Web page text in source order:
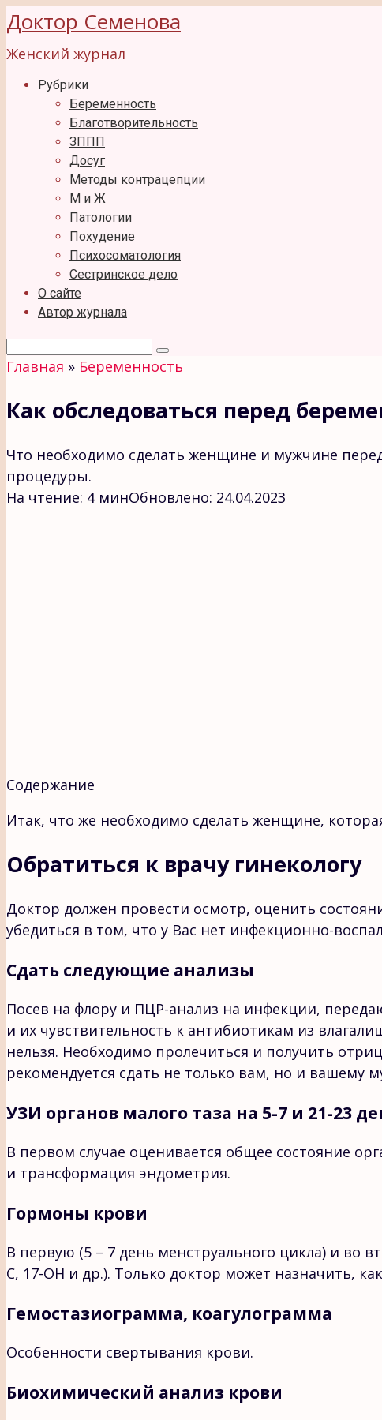
Перейти
к
контенту
Доктор Семенова
Женский журнал
Рубрики
Беременность
Благотворительность
ЗППП
Досуг
Методы контрацепции
М и Ж
Патологии
Похудение
Психосоматология
Сестринское дело
О сайте
Автор журнала
Поиск:
Главная » Беременность
Как обследоваться перед
Что необходимо сделать женщине и мужчине
процедуры.
На чтение: 4 минОбновлено: 24.04.2023
Содержание
Итак, что же необходимо сделать женщине,
Обратиться к врачу гинекологу
Доктор должен провести осмотр, оценить
убедиться в том, что у Вас нет инфекционно-
Сдать следующие анализы
Посев на флору и ПЦР-анализ на инфекции,
и их чувствительность к антибиотикам из
нельзя. Необходимо пролечиться и получить
рекомендуется сдать не только вам, но и вашему
УЗИ органов малого таза на 5-7 и 21-23
В первом случае оценивается общее состояние
и трансформация эндометрия.
Гормоны крови
В первую (5 – 7 день менструального цикла) и во
С, 17-ОН и др.). Только доктор может назначить,
Гемостазиограмма, коагулограмма
Особенности свертывания крови.
Биохимический анализ крови